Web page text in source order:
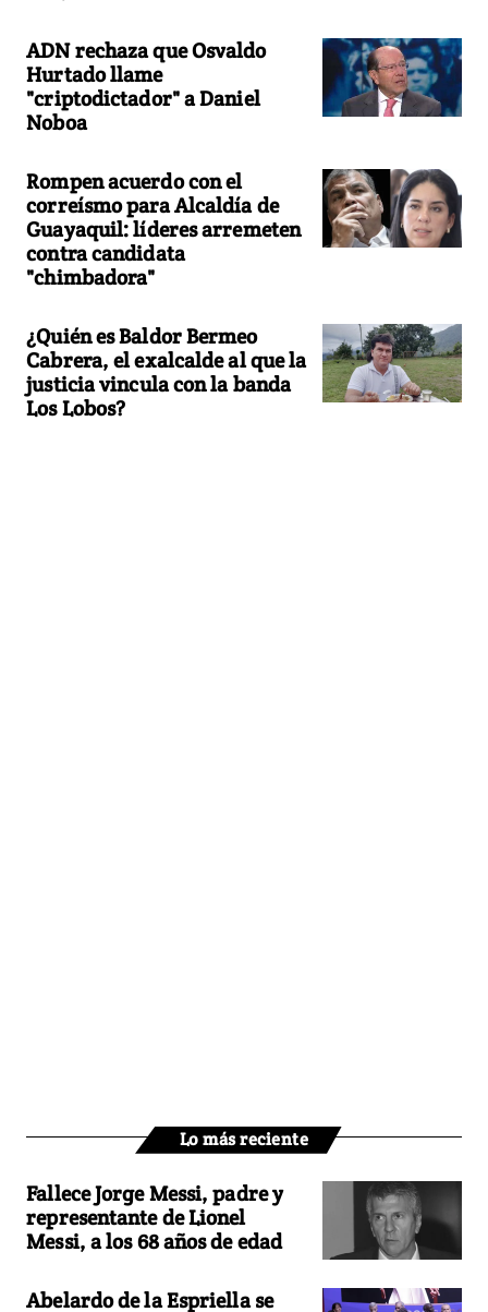
ADN rechaza que Osvaldo
Hurtado llame
"criptodictador" a Daniel
Noboa
Rompen acuerdo con el
correísmo para Alcaldía de
Guayaquil: líderes arremeten
contra candidata
"chimbadora"
¿Quién es Baldor Bermeo
Cabrera, el exalcalde al que la
justicia vincula con la banda
Los Lobos?
Lo más reciente
Fallece Jorge Messi, padre y
representante de Lionel
Messi, a los 68 años de edad
Abelardo de la Espriella se